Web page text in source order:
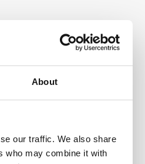
About
our traffic. We also share
who may combine it with